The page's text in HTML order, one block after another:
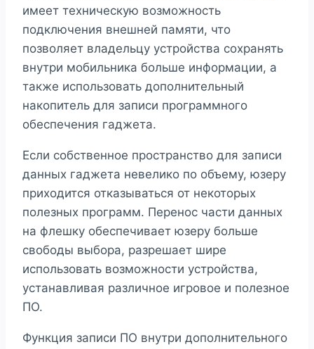
имеет техническую возможность
подключения внешней памяти, что
позволяет владельцу устройства сохранять
внутри мобильника больше информации, а
также использовать дополнительный
накопитель для записи программного
обеспечения гаджета.
Если собственное пространство для записи
данных гаджета невелико по объему, юзеру
приходится отказываться от некоторых
полезных программ. Перенос части данных
на флешку обеспечивает юзеру больше
свободы выбора, разрешает шире
использовать возможности устройства,
устанавливая различное игровое и полезное
ПО.
Функция записи ПО внутри дополнительного